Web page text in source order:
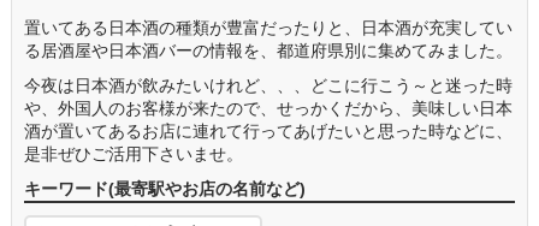
置いてある日本酒の種類が豊富だったりと、日本酒が充実してい
る居酒屋や日本酒バーの情報を、都道府県別に集めてみました。
今夜は日本酒が飲みたいけれど、、、どこに行こう～と迷った時
や、外国人のお客様が来たので、せっかくだから、美味しい日本
酒が置いてあるお店に連れて行ってあげたいと思った時などに、
是非ぜひご活用下さいませ。
キーワード(最寄駅やお店の名前など)